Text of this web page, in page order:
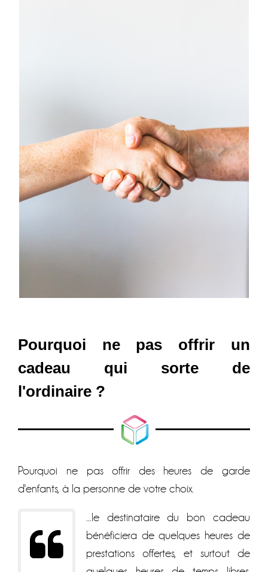
Pourquoi ne pas offrir un
cadeau qui sorte de
l'ordinaire ?
Pourquoi ne pas offrir des heures de garde
d'enfants, à la personne de votre choix.
...le destinataire du bon cadeau
bénéficiera de quelques heures de
prestations offertes, et surtout de